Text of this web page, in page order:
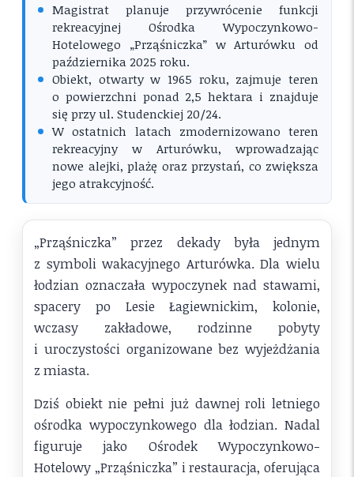
Magistrat planuje przywrócenie funkcji
rekreacyjnej Ośrodka Wypoczynkowo-
Hotelowego „Prząśniczka” w Arturówku od
października 2025 roku.
Obiekt, otwarty w 1965 roku, zajmuje teren
o powierzchni ponad 2,5 hektara i znajduje
się przy ul. Studenckiej 20/24.
W ostatnich latach zmodernizowano teren
rekreacyjny w Arturówku, wprowadzając
nowe alejki, plażę oraz przystań, co zwiększa
jego atrakcyjność.
„Prząśniczka” przez dekady była jednym
z symboli wakacyjnego Arturówka. Dla wielu
łodzian oznaczała wypoczynek nad stawami,
spacery po Lesie Łagiewnickim, kolonie,
wczasy zakładowe, rodzinne pobyty
i uroczystości organizowane bez wyjeżdżania
z miasta.
Dziś obiekt nie pełni już dawnej roli letniego
ośrodka wypoczynkowego dla łodzian. Nadal
figuruje jako Ośrodek Wypoczynkowo-
Hotelowy „Prząśniczka” i restauracja, oferująca